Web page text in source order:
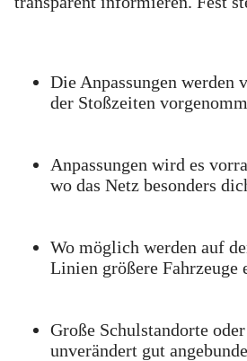
Die Anpassungen werden
der Stoßzeiten
Anpassungen wird es
wo das Netz besonders
Wo möglich werden auf
Linien größere Fahrzeuge
Große Schulstandorte
unverändert gut